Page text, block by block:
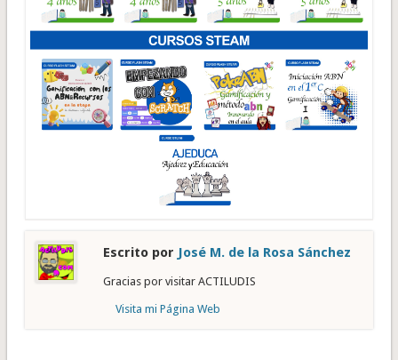
Escrito por José M. de la Rosa Sánchez
Gracias por visitar ACTILUDIS
Visita mi Página Web